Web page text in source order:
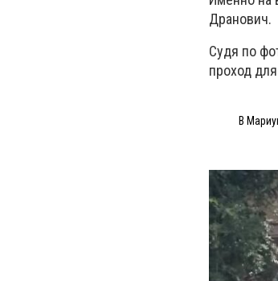
Дранович.
Судя по
проход
В